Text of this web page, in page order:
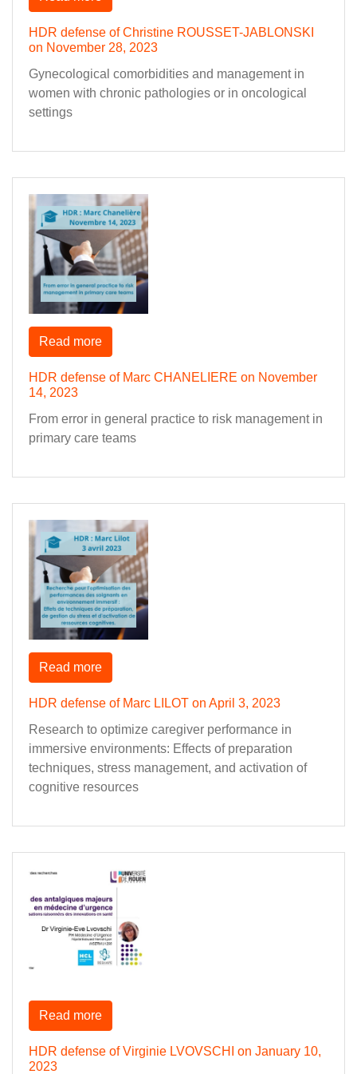
HDR defense of Christine ROUSSET-JABLONSKI
on November 28, 2023
Gynecological comorbidities and management in
women with chronic pathologies or in oncological
settings
HDR defense of Marc CHANELIERE on November
14, 2023
From error in general practice to risk management in
primary care teams
Read more
HDR defense of Marc LILOT on April 3, 2023
Research to optimize caregiver performance in
immersive environments: Effects of preparation
techniques, stress management, and activation of
cognitive resources
Read more
HDR defense of Virginie LVOVSCHI on January 10,
2023
Read more